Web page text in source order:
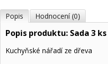
Popis Hodnocení (0)
Popis produktu: Sada 3
Kuchyňské nářadí ze dřeva